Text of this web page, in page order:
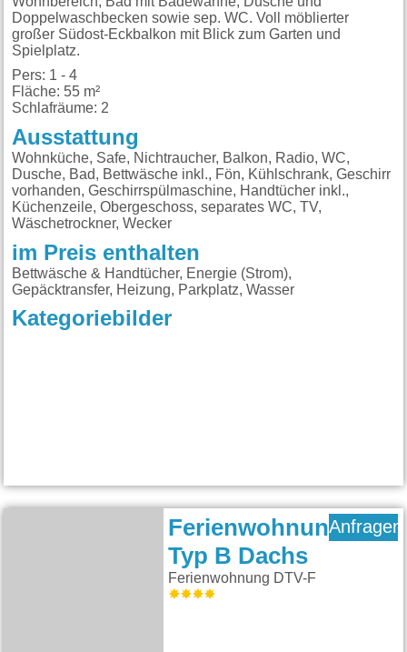
Doppelwaschbecken sowie sep. WC. Voll möblierter
großer Südost-Eckbalkon mit Blick zum Garten und
Spielplatz.
Pers: 1 - 4
Fläche: 55 m²
Schlafräume: 2
Ausstattung
Wohnküche, Safe, Nichtraucher, Balkon, Radio, WC,
Dusche, Bad, Bettwäsche inkl., Fön, Kühlschrank, Geschirr
vorhanden, Geschirrspülmaschine, Handtücher inkl.,
Küchenzeile, Obergeschoss, separates WC, TV,
Wäschetrockner, Wecker
im Preis enthalten
Bettwäsche & Handtücher, Energie (Strom),
Gepäcktransfer, Heizung, Parkplatz, Wasser
Kategoriebilder
Ferienwohnung
Typ B Dachs
Ferienwohnung DTV-F
Anfragen